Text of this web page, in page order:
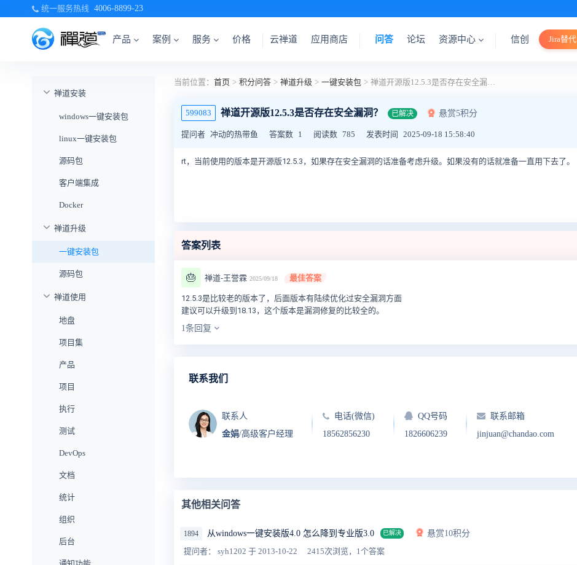
统一服务热线 4006-8899-23
产品 案例 服务 价格 云禅道 应用商店 问答 论坛 资源中心 信创 Jira替代
禅道安装
windows一键安装包
linux一键安装包
源码包
客户端集成
Docker
禅道升级
一键安装包
源码包
禅道使用
地盘
项目集
产品
项目
执行
测试
DevOps
文档
统计
组织
后台
当前位置： 首页 > 积分问答 > 禅道升级 > 一键安装包 > 禅道开源版12.5.3是否存在安全漏洞？
599083 禅道开源版12.5.3是否存在安全漏洞？ 已解决 悬赏5积分
提问者 冲动的热带鱼 答案数 1 阅读数 785 发表时间 2025-09-18 15:58:40
rt，当前使用的版本是开源版12.5.3，如果存在安全漏洞的话准备考虑升级。如果没有的话就准备一直用下去了。
答案列表
🎂 禅道-王誉霖 2025/09/18 最佳答案
12.5.3是比较老的版本了，后面版本有陆续优化过安全漏洞方面
建议可以升级到18.13，这个版本是漏洞修复的比较全的。
1条回复
联系我们
联系人
金娟/高级客户经理
电话(微信)
18562856230
QQ号码
1826606239
联系邮箱
jinjuan@chandao.com
其他相关问答
1894 从windows一键安装版4.0 怎么降到专业版3.0 已解决
悬赏10积分
提问者： syh1202 于 2013-10-22 2415次浏览，1个答案